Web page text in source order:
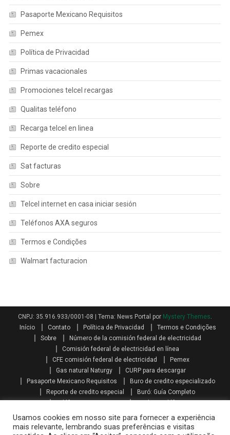
Pasaporte Mexicano Requisitos
Pemex
Política de Privacidad
Primas vacacionales
Promociones telcel recargas
Qualitas teléfono
Recarga telcel en linea
Reporte de credito especial
Sat facturas
Sobre
Telcel internet en casa iniciar sesión
Teléfonos AXA seguros
Termos e Condições
Walmart facturacion
CNPJ: 35.916.933/0001-08 Tema: News Portal por Mystery Themes.
Início
Contato Política de Privacidad
Termos e Condições
Sobre
Número de la comisión federal de electricidad
Comisión federal de electricidad en línea
CFE comisión federal de electricidad
Pemex
Gas natural Naturgy
CURP para descargar
Pasaporte Mexicano Requisitos
Buro de credito especializado
Reporte de credito especial
Buró: Guía Completo
Como se calcula el aguinaldo
Aguinaldo por Ley
Aguinaldo
Como se calcula la prima vacacional
Primas vacacionales
Usamos cookies em nosso site para fornecer a experiência
mais relevante, lembrando suas preferências e visitas